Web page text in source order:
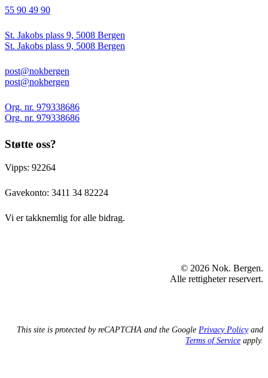
55 90 49 90
St. Jakobs plass 9, 5008 Bergen
St. Jakobs plass 9, 5008 Bergen
post@nokbergen
post@nokbergen
Org. nr. 979338686
Org. nr. 979338686
Støtte oss?
Vipps: 92264
Gavekonto: 3411 34 82224
Vi er takknemlig for alle bidrag.
© 2026 Nok. Bergen.
Alle rettigheter reservert.
This site is protected by reCAPTCHA and the Google Privacy Policyand
Terms of Service apply.